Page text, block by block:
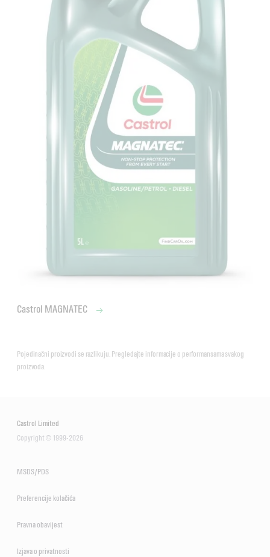
Castrol MAGNATEC
Pojedinačni proizvodi se razlikuju. Pregledajte informacije o performansama svakog
proizvoda.
Castrol Limited
Copyright © 1999-2026
MSDS/PDS
Preferencije kolačića
Pravna obavijest
Izjava o privatnosti